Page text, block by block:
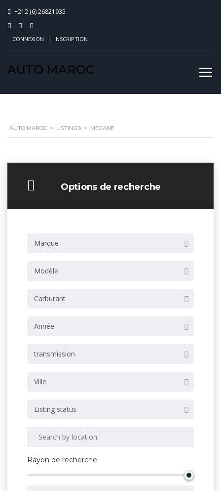
+212 (6) 26821935
CONNEXION INSCRIPTION
AUTO MAROC
AUTO MAROC > LISTINGS > MEGANE
Options de recherche
Marque
Modèle
Carburant
Année
transmission
Ville
Listing status
Rayon de recherche